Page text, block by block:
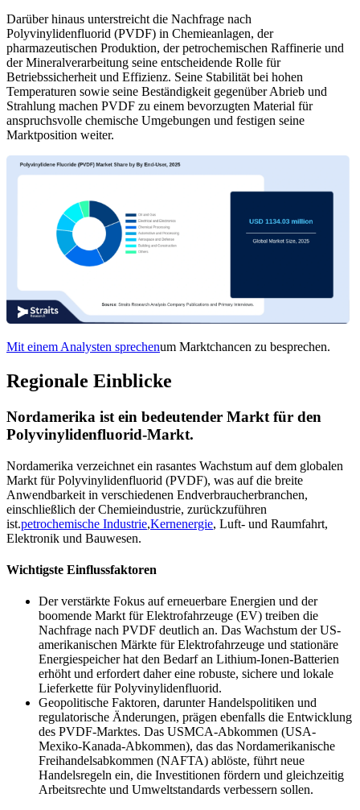
Darüber hinaus unterstreicht die Nachfrage nach
Polyvinylidenfluorid (PVDF) in Chemieanlagen, der
pharmazeutischen Produktion, der petrochemischen Raffinerie und
der Mineralverarbeitung seine entscheidende Rolle für
Betriebssicherheit und Effizienz. Seine Stabilität bei hohen
Temperaturen sowie seine Beständigkeit gegenüber Abrieb und
Strahlung machen PVDF zu einem bevorzugten Material für
anspruchsvolle chemische Umgebungen und festigen seine
Marktposition weiter.
Mit einem Analysten sprechenum Marktchancen zu besprechen.
Regionale Einblicke
Nordamerika ist ein bedeutender Markt für den
Polyvinylidenfluorid-Markt.
Nordamerika verzeichnet ein rasantes Wachstum auf dem globalen
Markt für Polyvinylidenfluorid (PVDF), was auf die breite
Anwendbarkeit in verschiedenen Endverbraucherbranchen,
einschließlich der Chemieindustrie, zurückzuführen
ist.petrochemische Industrie,Kernenergie, Luft- und Raumfahrt,
Elektronik und Bauwesen.
Wichtigste Einflussfaktoren
Der verstärkte Fokus auf erneuerbare Energien und der
boomende Markt für Elektrofahrzeuge (EV) treiben die
Nachfrage nach PVDF deutlich an. Das Wachstum der US-
amerikanischen Märkte für Elektrofahrzeuge und stationäre
Energiespeicher hat den Bedarf an Lithium-Ionen-Batterien
erhöht und erfordert daher eine robuste, sichere und lokale
Lieferkette für Polyvinylidenfluorid.
Geopolitische Faktoren, darunter Handelspolitiken und
regulatorische Änderungen, prägen ebenfalls die Entwicklung
des PVDF-Marktes. Das USMCA-Abkommen (USA-
Mexiko-Kanada-Abkommen), das das Nordamerikanische
Freihandelsabkommen (NAFTA) ablöste, führt neue
Handelsregeln ein, die Investitionen fördern und gleichzeitig
Arbeitsrechte und Umweltstandards verbessern sollen.